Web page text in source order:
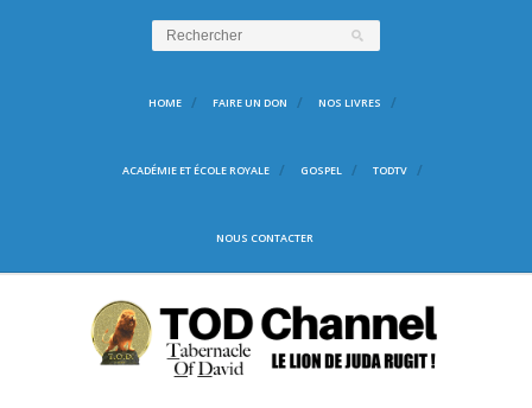
HOME FAIRE UN DON NOS LIVRES
ACADÉMIE ET ÉCOLE ROYALE GOSPEL TODTV
NOUS CONTACTER